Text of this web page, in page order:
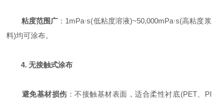
粘度范围广 ：1mPa·s(低粘度溶液)~50,000mPa·s(高粘度浆
料)均可涂布。
4. 无接触式涂布
避免基材损伤 ：不接触基材表面，适合柔性衬底(PET、PI